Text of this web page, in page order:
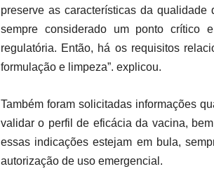
preserve as características da
sempre considerado um ponto crítico
regulatória. Então, há os requisitos
formulação e limpeza”. explicou.
Também foram solicitadas informações
validar o perfil de eficácia da vacina,
essas indicações estejam em bula,
autorização de uso emergencial.